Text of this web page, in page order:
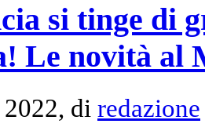
si tinge di
Le novità al
di redazione